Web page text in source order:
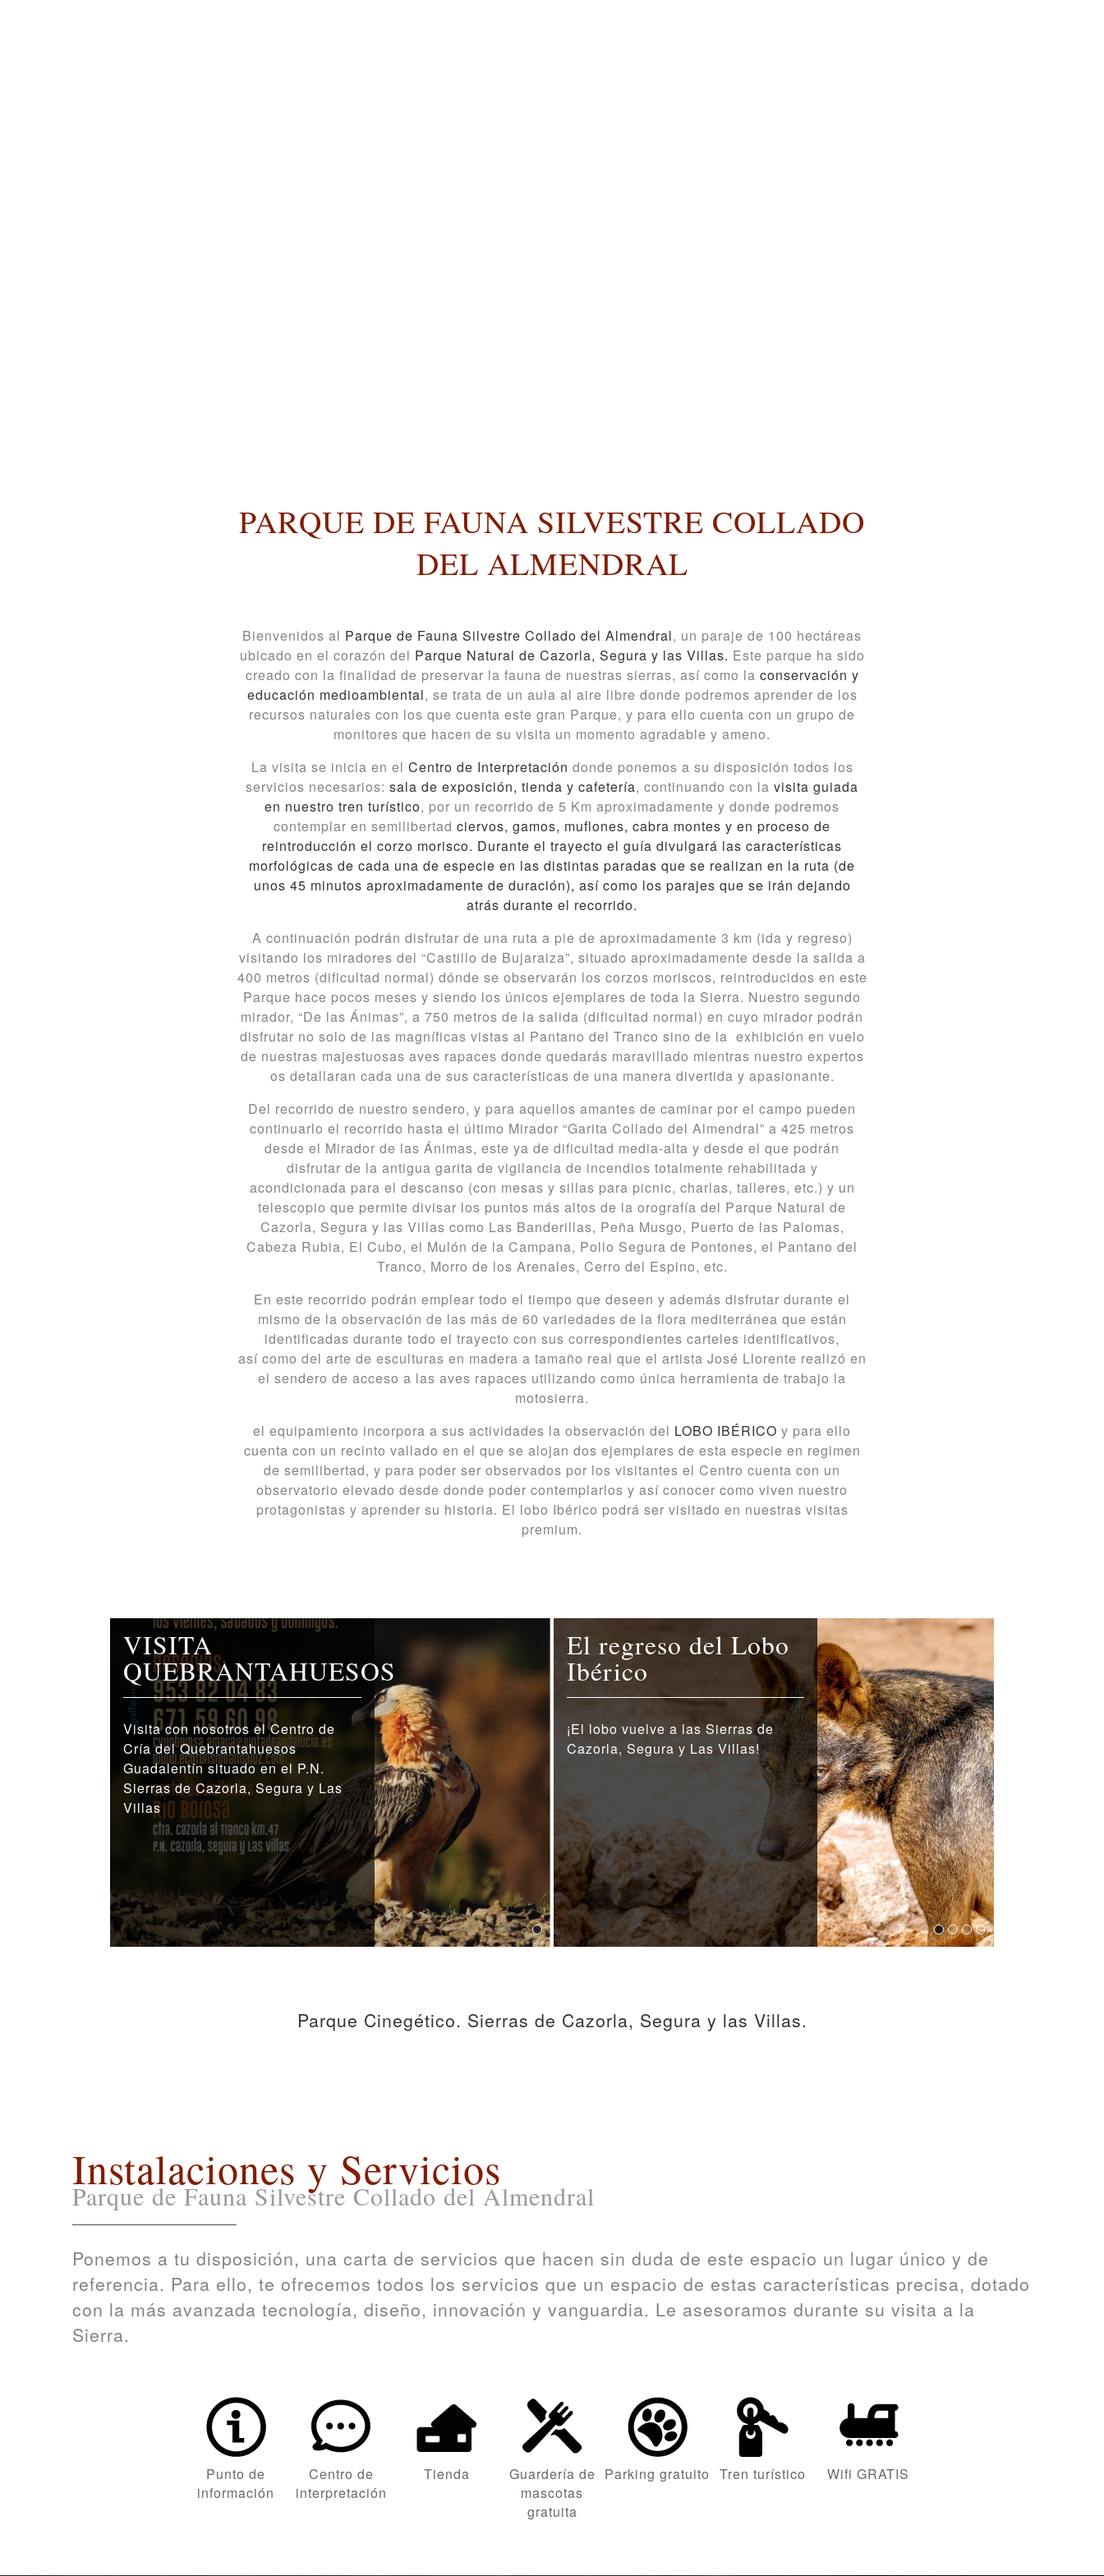
PARQUE DE FAUNA SILVESTRE COLLADO
DEL ALMENDRAL
Bienvenidos al Parque de Fauna Silvestre Collado del Almendral, un paraje de 100 hectáreas
ubicado en el corazón del Parque Natural de Cazorla, Segura y las Villas. Este parque ha sido
creado con la finalidad de preservar la fauna de nuestras sierras, así como la conservación y
educación medioambiental, se trata de un aula al aire libre donde podremos aprender de los
recursos naturales con los que cuenta este gran Parque, y para ello cuenta con un grupo de
monitores que hacen de su visita un momento agradable y ameno.
La visita se inicia en el Centro de Interpretación donde ponemos a su disposición todos los
servicios necesarios: sala de exposición, tienda y cafetería, continuando con la visita guiada
en nuestro tren turístico, por un recorrido de 5 Km aproximadamente y donde podremos
contemplar en semilibertad ciervos, gamos, muflones, cabra montes y en proceso de
reintroducción el corzo morisco. Durante el trayecto el guía divulgará las características
morfológicas de cada una de especie en las distintas paradas que se realizan en la ruta (de
unos 45 minutos aproximadamente de duración), así como los parajes que se irán dejando
atrás durante el recorrido.
A continuación podrán disfrutar de una ruta a pie de aproximadamente 3 km (ida y regreso)
visitando los miradores del “Castillo de Bujaraiza”, situado aproximadamente desde la salida a
400 metros (dificultad normal) dónde se observarán los corzos moriscos, reintroducidos en este
Parque hace pocos meses y siendo los únicos ejemplares de toda la Sierra. Nuestro segundo
mirador, “De las Ánimas”, a 750 metros de la salida (dificultad normal) en cuyo mirador podrán
disfrutar no solo de las magníficas vistas al Pantano del Tranco sino de la exhibición en vuelo
de nuestras majestuosas aves rapaces donde quedarás maravillado mientras nuestro expertos
os detallaran cada una de sus características de una manera divertida y apasionante.
Del recorrido de nuestro sendero, y para aquellos amantes de caminar por el campo pueden
continuarlo el recorrido hasta el último Mirador “Garita Collado del Almendral” a 425 metros
desde el Mirador de las Ánimas, este ya de dificultad media-alta y desde el que podrán
disfrutar de la antigua garita de vigilancia de incendios totalmente rehabilitada y
acondicionada para el descanso (con mesas y sillas para picnic, charlas, talleres, etc.) y un
telescopio que permite divisar los puntos más altos de la orografía del Parque Natural de
Cazorla, Segura y las Villas como Las Banderillas, Peña Musgo, Puerto de las Palomas,
Cabeza Rubia, El Cubo, el Mulón de la Campana, Pollo Segura de Pontones, el Pantano del
Tranco, Morro de los Arenales, Cerro del Espino, etc.
En este recorrido podrán emplear todo el tiempo que deseen y además disfrutar durante el
mismo de la observación de las más de 60 variedades de la flora mediterránea que están
identificadas durante todo el trayecto con sus correspondientes carteles identificativos,
así como del arte de esculturas en madera a tamaño real que el artista José Llorente realizó en
el sendero de acceso a las aves rapaces utilizando como única herramienta de trabajo la
motosierra.
el equipamiento incorpora a sus actividades la observación del LOBO IBÉRICO y para ello
cuenta con un recinto vallado en el que se alojan dos ejemplares de esta especie en regimen
de semilibertad, y para poder ser observados por los visitantes el Centro cuenta con un
observatorio elevado desde donde poder contemplarlos y así conocer como viven nuestro
protagonistas y aprender su historia. El lobo Ibérico podrá ser visitado en nuestras visitas
premium.
VISITA
QUEBRANTAHUESOS
Visita con nosotros el Centro de
Cría del Quebrantahuesos
Guadalentín situado en el P.N.
Sierras de Cazorla, Segura y Las
Villas
El regreso del Lobo
Ibérico
¡El lobo vuelve a las Sierras de
Cazorla, Segura y Las Villas!
Parque Cinegético. Sierras de Cazorla, Segura y las Villas.
Instalaciones y Servicios
Parque de Fauna Silvestre Collado del Almendral
Ponemos a tu disposición, una carta de servicios que hacen sin duda de este espacio un lugar único y de
referencia. Para ello, te ofrecemos todos los servicios que un espacio de estas características precisa, dotado
con la más avanzada tecnología, diseño, innovación y vanguardia. Le asesoramos durante su visita a la
Sierra.
Punto de
información
Centro de
interpretación
Tienda
Guardería de
mascotas
gratuita
Parking gratuito Tren turístico Wifi GRATIS